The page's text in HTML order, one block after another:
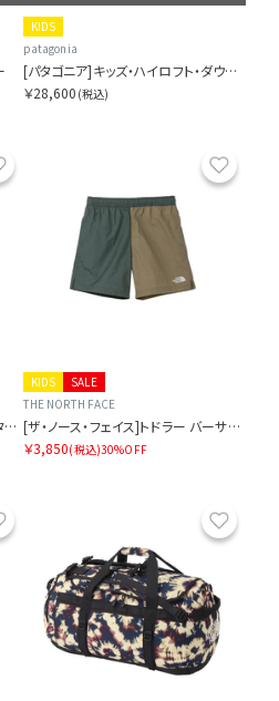
KIDS
patagonia
[パタゴニア]キッズ・ハイロフト・ダウン・セーター・フーディ
￥28,600 (税込)
お気に入り
[ザ・ノース・フェイス]キッズ バーサタイルショート
SALE
KIDS
THE NORTH FACE
[ザ・ノース・フェイス]トドラー バーサタイルショート
￥3,850(税込)30%OFF
お気に入り